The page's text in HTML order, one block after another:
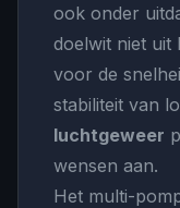
ook onder
doelwit niet uit
voor de
stabiliteit van
luchtgeweer
wensen aan.
Het multi-